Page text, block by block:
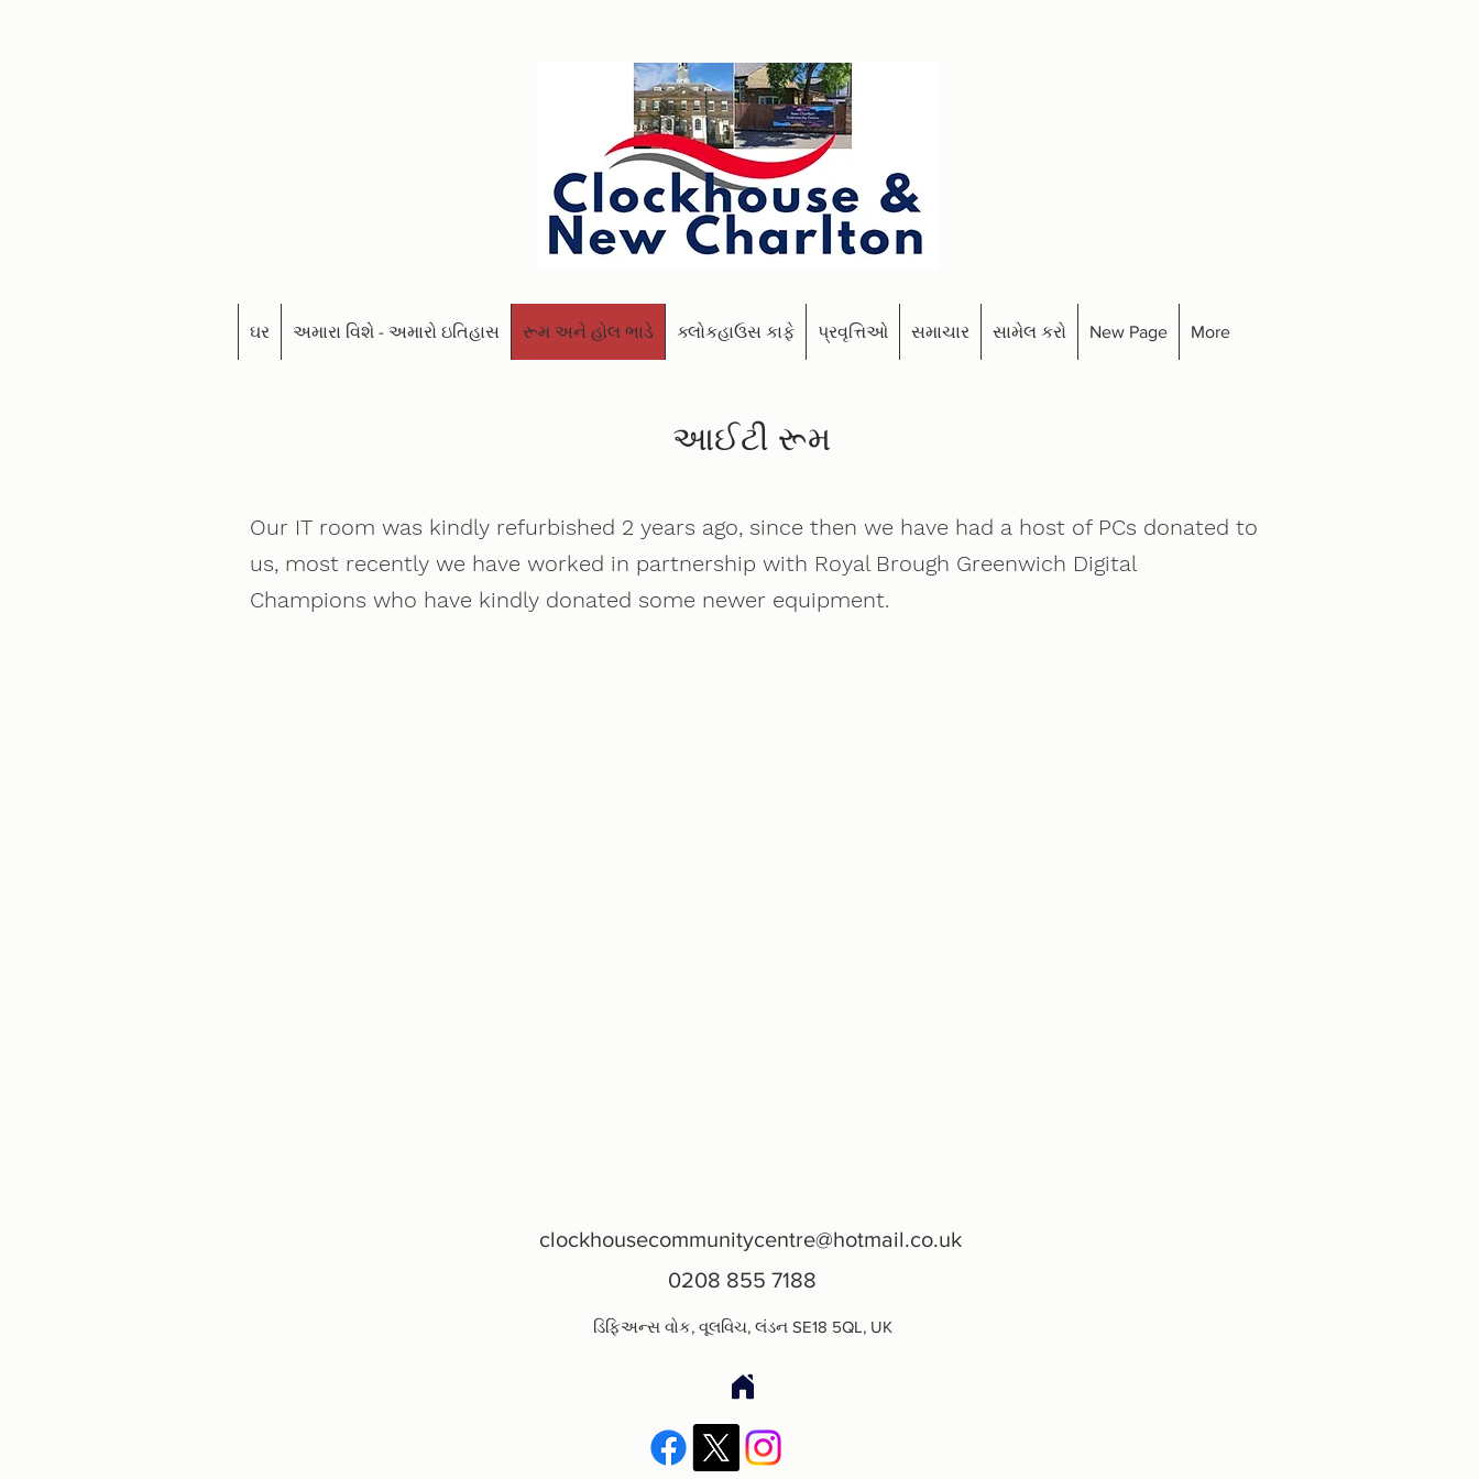
ઘર અમારા વિશે - અમારો ઇતિહાસ રૂમ અને હોલ ભાડે ક્લોકહાઉસ કાફે પ્રવૃત્તિઓ સમાચાર સામેલ કરો New Page More
આઈટી રૂમ
Our IT room was kindly refurbished 2 years ago, since then we have had a host of PCs donated to
us, most recently we have worked in partnership with Royal Brough Greenwich Digital
Champions who have kindly donated some newer equipment.
clockhousecommunitycentre@hotmail.co.uk
0208 855 7188
ડિફિઅન્સ વોક, વૂલવિચ, લંડન SE18 5QL, UK